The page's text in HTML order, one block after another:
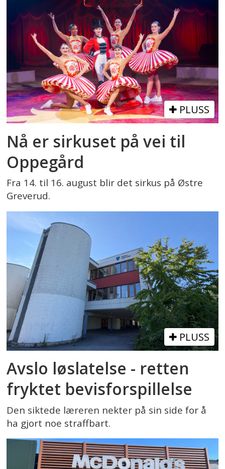
PLUSS
Nå er sirkuset på vei til
Oppegård
Fra 14. til 16. august blir det sirkus på Østre
Greverud.
PLUSS
Avslo løslatelse - retten
fryktet bevisforspillelse
Den siktede læreren nekter på sin side for å
ha gjort noe straffbart.